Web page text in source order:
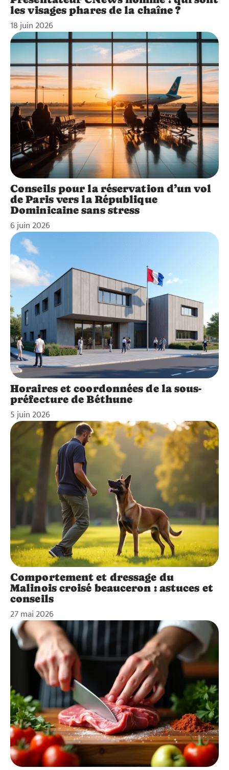
les visages phares de la chaîne ?
18 juin 2026
Conseils pour la réservation d’un vol
de Paris vers la République
Dominicaine sans stress
6 juin 2026
Horaires et coordonnées de la sous-
préfecture de Béthune
5 juin 2026
Comportement et dressage du
Malinois croisé beauceron : astuces et
conseils
27 mai 2026